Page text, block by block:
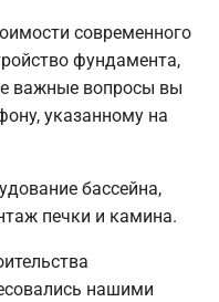
современного
фундамента,
важные вопросы вы
указанному на
бассейна,
печки и камина.
нашими